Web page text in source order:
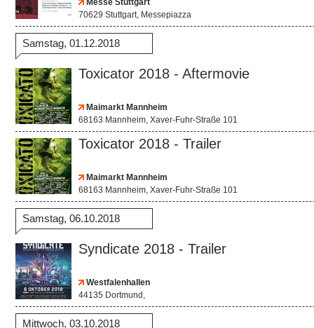
Messe Stuttgart
70629 Stuttgart, Messepiazza
Samstag, 01.12.2018
Toxicator 2018 - Aftermovie
Maimarkt Mannheim
68163 Mannheim, Xaver-Fuhr-Straße 101
Toxicator 2018 - Trailer
Maimarkt Mannheim
68163 Mannheim, Xaver-Fuhr-Straße 101
Samstag, 06.10.2018
Syndicate 2018 - Trailer
Westfalenhallen
44135 Dortmund,
Mittwoch, 03.10.2018